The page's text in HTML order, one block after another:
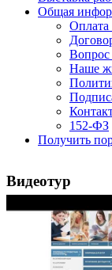
Общая
Оплата
Вопрос
Наше
152-ФЗ
Получить
Видеотур